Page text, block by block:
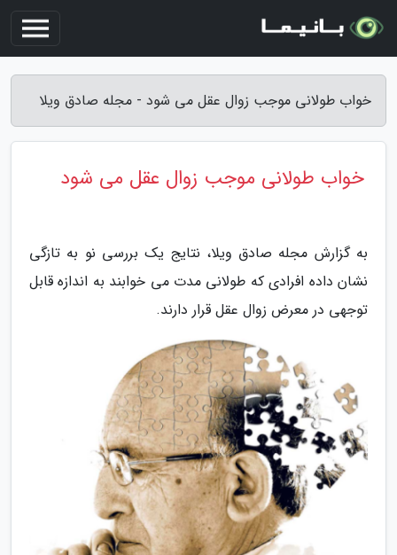
خواب طولانی موجب زوال عقل می شود - مجله صادق ویلا
خواب طولانی موجب زوال عقل می شود
به گزارش مجله صادق ویلا، نتایج یک بررسی نو به تازگی
نشان داده افرادی که طولانی مدت می خوابند به اندازه قابل
توجهی در معرض زوال عقل قرار دارند.